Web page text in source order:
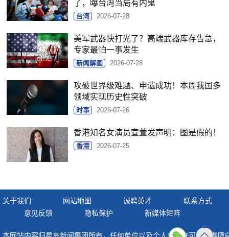
了，曝台湾当局有内鬼
台湾 2026-07-28
美军武器快打光了？高端武器库存告急，
专家最怕一事发生
新闻解画 2026-07-28
攻破世界级难题、申遗成功！本周我国多
领域实现历史性突破
时事 2026-07-26
香港知名女演员宣萱发声明：图是假的！
香港 2026-07-25
关于我们 网站地图 诚聘英才
联系方式
意见反馈
隐私保护 新媒体矩阵